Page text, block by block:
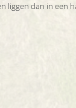
liggen dan in een